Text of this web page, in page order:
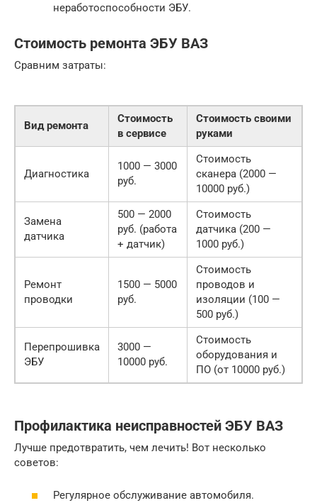
неработоспособности ЭБУ.
Стоимость ремонта ЭБУ ВАЗ
Сравним затраты:
Вид ремонта
Стоимость
в сервисе
Стоимость своими
руками
Диагностика
1000 — 3000
руб.
Стоимость
сканера (2000 —
10000 руб.)
Замена
датчика
500 — 2000
руб. (работа
+ датчик)
Стоимость
датчика (200 —
1000 руб.)
Ремонт
проводки
1500 — 5000
руб.
Стоимость
проводов и
изоляции (100 —
500 руб.)
Перепрошивка
ЭБУ
3000 —
10000 руб.
Стоимость
оборудования и
ПО (от 10000 руб.)
Профилактика неисправностей ЭБУ ВАЗ
Лучше предотвратить, чем лечить! Вот несколько
советов:
Регулярное обслуживание автомобиля.